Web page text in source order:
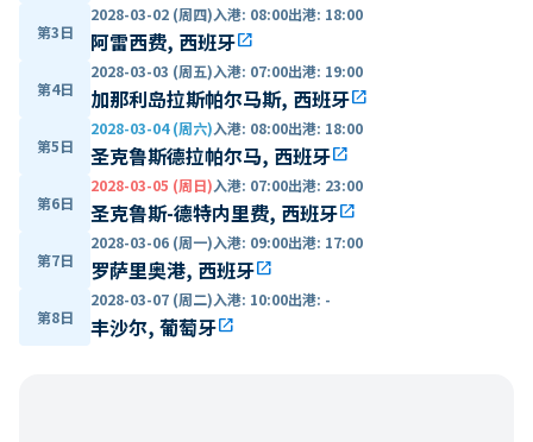
第3日
2028-03-02 (周四)入港: 08:00出港: 18:00
阿雷西费, 西班牙open_in_new
第4日
2028-03-03 (周五)入港: 07:00出港: 19:00
加那利岛拉斯帕尔马斯, 西班牙open_in_new
第5日
2028-03-04 (周六)入港: 08:00出港: 18:00
圣克鲁斯德拉帕尔马, 西班牙open_in_new
第6日
2028-03-05 (周日)入港: 07:00出港: 23:00
圣克鲁斯-德特内里费, 西班牙open_in_new
第7日
2028-03-06 (周一)入港: 09:00出港: 17:00
罗萨里奥港, 西班牙open_in_new
第8日
2028-03-07 (周二)入港: 10:00出港: -
丰沙尔, 葡萄牙open_in_new